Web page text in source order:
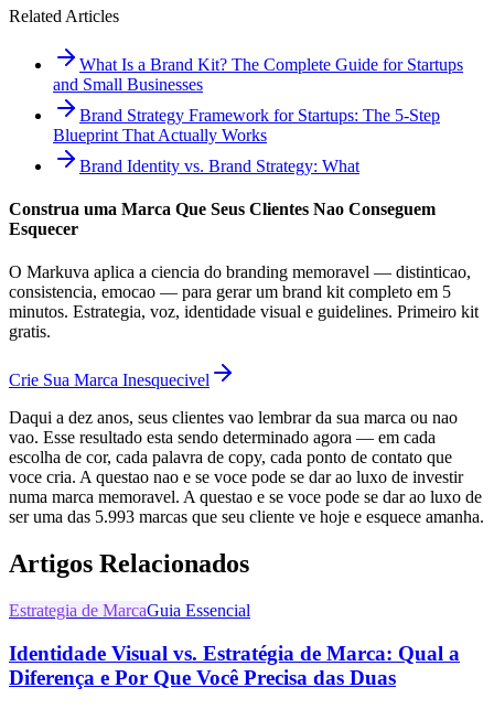
Related Articles
What Is a Brand Kit? The Complete Guide for Startups
and Small Businesses
Brand Strategy Framework for Startups: The 5-Step
Blueprint That Actually Works
Brand Identity vs. Brand Strategy: What
Construa uma Marca Que Seus Clientes Nao Conseguem
Esquecer
O Markuva aplica a ciencia do branding memoravel — distinticao,
consistencia, emocao — para gerar um brand kit completo em 5
minutos. Estrategia, voz, identidade visual e guidelines. Primeiro kit
gratis.
Crie Sua Marca Inesquecivel
Daqui a dez anos, seus clientes vao lembrar da sua marca ou nao
vao. Esse resultado esta sendo determinado agora — em cada
escolha de cor, cada palavra de copy, cada ponto de contato que
voce cria. A questao nao e se voce pode se dar ao luxo de investir
numa marca memoravel. A questao e se voce pode se dar ao luxo de
ser uma das 5.993 marcas que seu cliente ve hoje e esquece amanha.
Artigos Relacionados
Estrategia de MarcaGuia Essencial
Identidade Visual vs. Estratégia de Marca: Qual a
Diferença e Por Que Você Precisa das Duas